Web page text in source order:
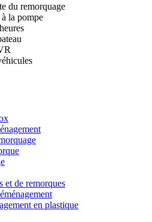
du remorquage
la pompe
et de remorques
en plastique